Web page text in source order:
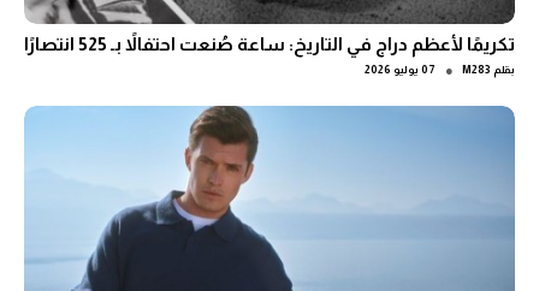
تكريمًا لأعظم دراج في التاريخ: ساعة صُنعت احتفالاً بـ 525 انتصارًا
بقلم M283
● 07 يوليو 2026